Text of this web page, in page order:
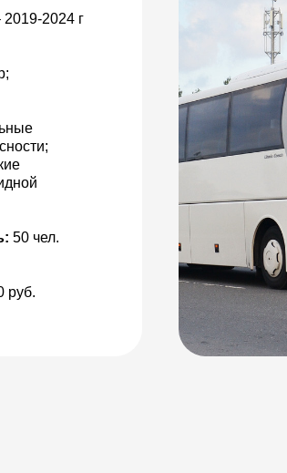
2019-2024 г
50 чел.
руб.